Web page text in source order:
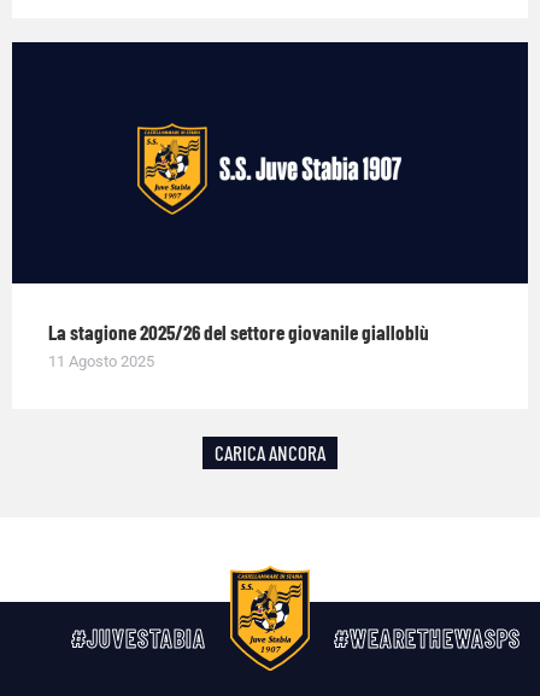
La stagione 2025/26 del settore giovanile gialloblù
11 Agosto 2025
CARICA ANCORA
#JUVESTABIA #WEARETHEWASPS